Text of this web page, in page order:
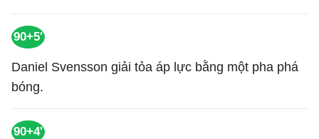
90+5'
Daniel Svensson giải tỏa áp lực bằng một pha phá
bóng.
90+4'